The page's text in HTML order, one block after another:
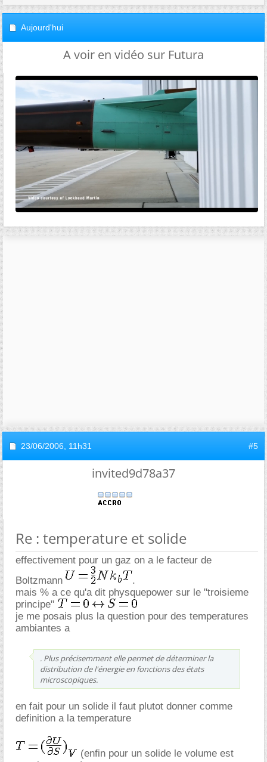
Aujourd'hui
A voir en vidéo sur Futura
23/06/2006, 11h31 #5
invited9d78a37
Re : temperature et solide
effectivement pour un gaz on a le facteur de
Boltzmann
.
mais % a ce qu'a dit physquepower sur le "troisieme
principe"
je me posais plus la question pour des temperatures
ambiantes a
. Plus précisemment elle permet de déterminer la
distribution de l'énergie en fonctions des états
microscopiques.
en fait pour un solide il faut plutot donner comme
definition a la temperature
(enfin pour un solide le volume est